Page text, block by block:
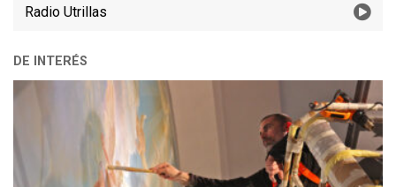
Radio Utrillas
DE INTERÉS